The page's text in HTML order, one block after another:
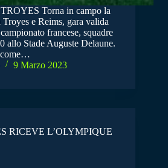
Torna in campo la
e Reims, gara valida
francese, squadre
allo Stade Auguste Delaune.
come…
9 Marzo 2023
RICEVE L’OLYMPIQUE